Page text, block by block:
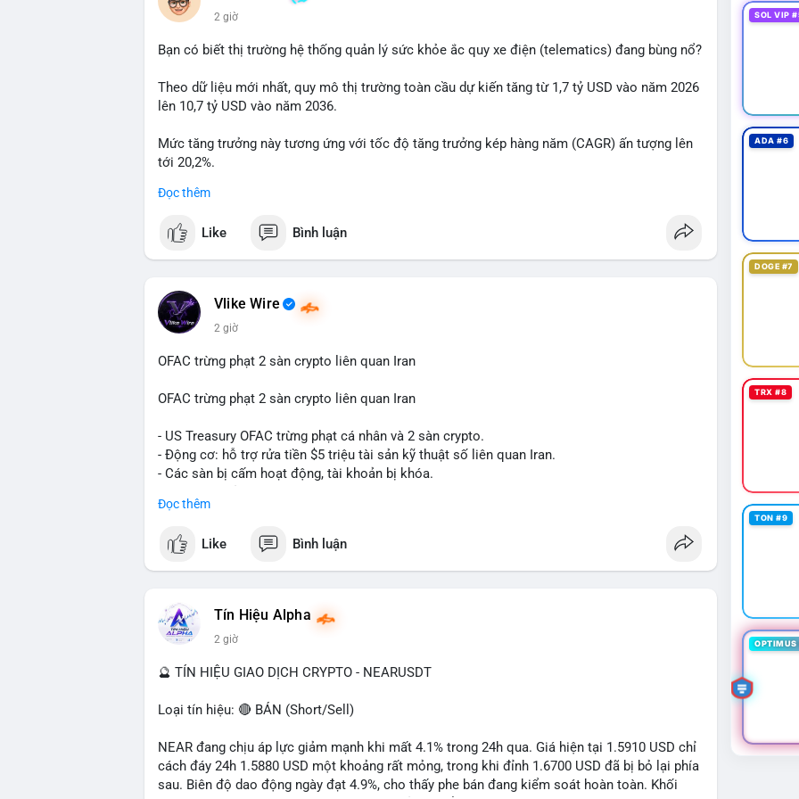
tránh hành động theo cảm xúc. Xác minh địa chỉ ví đích trước khi đưa ra quyết định vào
#99dot6btc #capvoichuyentien
2 giờ
Bạn có biết thị trường hệ thống quản lý sức khỏe ắc quy xe điện (telematics) đang bùng nổ?
Theo dữ liệu mới nhất, quy mô thị trường toàn cầu dự kiến tăng từ 1,7 tỷ USD vào năm 2026
lên 10,7 tỷ USD vào năm 2036.
Mức tăng trưởng này tương ứng với tốc độ tăng trưởng kép hàng năm (CAGR) ấn tượng lên
tới 20,2%.
Điều gì đang thúc đẩy sự tăng trưởng vượt bậc này? Hãy cùng theo dõi các phân tích chuyên
Đọc thêm
Like Bình luận
Vlike Wire
2 giờ
OFAC trừng phạt 2 sàn crypto liên quan Iran
OFAC trừng phạt 2 sàn crypto liên quan Iran
- US Treasury OFAC trừng phạt cá nhân và 2 sàn crypto.
- Động cơ: hỗ trợ rửa tiền $5 triệu tài sản kỹ thuật số liên quan Iran.
- Các sàn bị cấm hoạt động, tài khoản bị khóa.
$btc $eth
#vlikevn #titanbot
📰 Nguồn: Cointelegraph
Đọc thêm
Like Bình luận
Tín Hiệu Alpha
2 giờ
🔮 TÍN HIỆU GIAO DỊCH CRYPTO - NEARUSDT
Loại tín hiệu: 🔴 BÁN (Short/Sell)
NEAR đang chịu áp lực giảm mạnh khi mất 4.1% trong 24h qua. Giá hiện tại 1.5910 USD chỉ
cách đáy 24h 1.5880 USD một khoảng rất mỏng, trong khi đỉnh 1.6700 USD đã bị bỏ lại phía
sau. Biên độ dao động ngày đạt 4.9%, cho thấy phe bán đang kiểm soát hoàn toàn. Khối
SOL VIP
ADA #6
DOGE #7
TRX #8
TON #9
OPTIMUS